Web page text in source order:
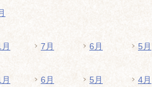
7月 6月 5月
6月 5月 4月